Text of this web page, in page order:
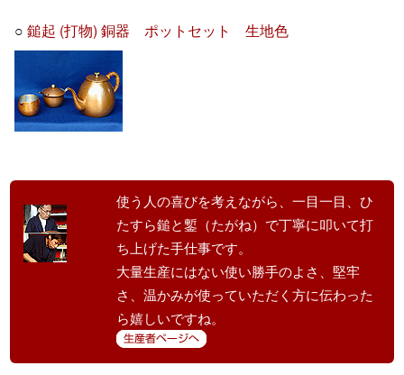
○鎚起 (打物) 銅器 ポットセット 生地色
使う人の喜びを考えながら、一目一目、ひ
たすら鎚と鏨（たがね）で丁寧に叩いて打
ち上げた手仕事です。
大量生産にはない使い勝手のよさ、堅牢
さ、温かみが使っていただく方に伝わった
ら嬉しいですね。